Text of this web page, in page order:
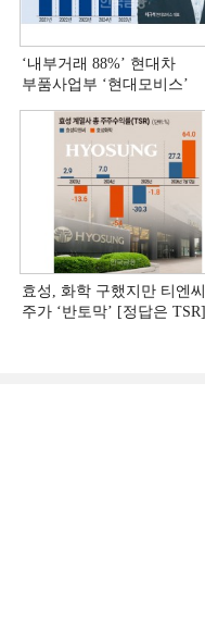
‘내부거래 88%ʼ 현대차
부품사업부 ‘현대모비스ʼ
효성, 화학 구했지만 티엔씨
주가 ‘반토막’ [정답은 TSR]